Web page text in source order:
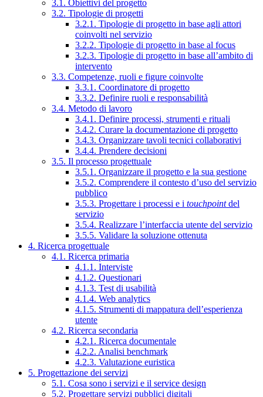
3.1. Obiettivi del progetto
3.2. Tipologie di progetti
3.2.1. Tipologie di progetto in base agli attori
coinvolti nel servizio
3.2.2. Tipologie di progetto in base al focus
3.2.3. Tipologie di progetto in base all’ambito di
intervento
3.3. Competenze, ruoli e figure coinvolte
3.3.1. Coordinatore di progetto
3.3.2. Definire ruoli e responsabilità
3.4. Metodo di lavoro
3.4.1. Definire processi, strumenti e rituali
3.4.2. Curare la documentazione di progetto
3.4.3. Organizzare tavoli tecnici collaborativi
3.4.4. Prendere decisioni
3.5. Il processo progettuale
3.5.1. Organizzare il progetto e la sua gestione
3.5.2. Comprendere il contesto d’uso del servizio
pubblico
3.5.3. Progettare i processi e i touchpointdel
servizio
3.5.4. Realizzare l’interfaccia utente del servizio
3.5.5. Validare la soluzione ottenuta
4. Ricerca progettuale
4.1. Ricerca primaria
4.1.1. Interviste
4.1.2. Questionari
4.1.3. Test di usabilità
4.1.4. Web analytics
4.1.5. Strumenti di mappatura dell’esperienza
utente
4.2. Ricerca secondaria
4.2.1. Ricerca documentale
4.2.2. Analisi benchmark
4.2.3. Valutazione euristica
5. Progettazione dei servizi
5.1. Cosa sono i servizi e il service design
5.2. Progettare servizi pubblici digitali